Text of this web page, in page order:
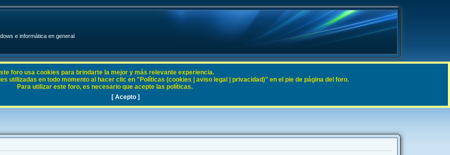
e informática en general
foro usa cookies para brindarte la mejor y más relevante experiencia.
utilizadas en todo momento al hacer clic en "Políticas (cookies | aviso legal | privacidad)" en el pie de página del foro.
Para utilizar este foro, es necesario que acepte las políticas.
[ Acepto ]